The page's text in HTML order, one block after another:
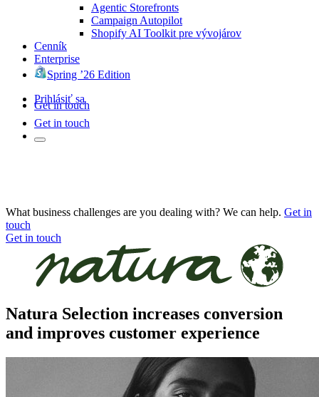
Agentic Storefronts
Campaign Autopilot
Shopify AI Toolkit pre vývojárov
Cenník
Enterprise
Spring ’26 Edition
Prihlásiť sa
Get in touch
Get in touch
What business challenges are you dealing with? We can help. Get in
touch
Get in touch
Natura Selection increases conversion
and improves customer experience